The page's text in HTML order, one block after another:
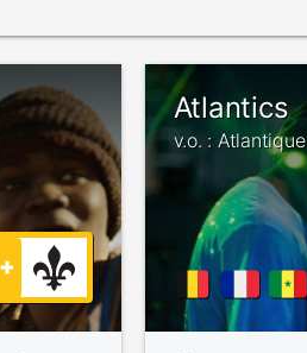
Atlantics
v.o. : Atlantique